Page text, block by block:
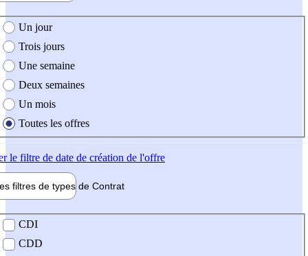
création de l'offre
Un jour
Trois jours
Une semaine
Deux semaines
Un mois
Toutes les offres
le filtre de date de création de l'offre
filtres de types de Contrat
contrat
CDI
CDD